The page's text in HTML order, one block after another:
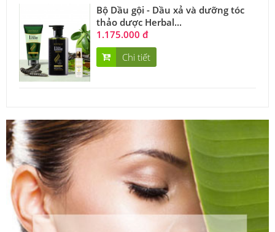
Bộ Dầu gội - Dầu xả và dưỡng tóc
thảo dược Herbal...
1.175.000 đ
Chi tiết